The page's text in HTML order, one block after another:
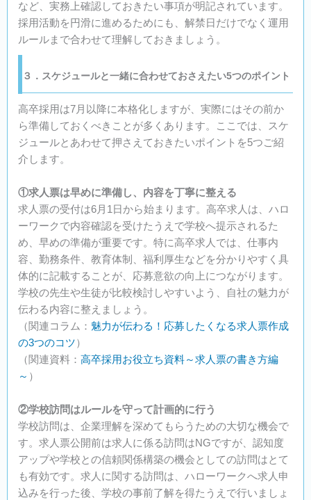
など、実務上確認しておきたい事項が明記されています。
採用活動を円滑に進めるためにも、解禁日だけでなく運用
ルールまで合わせて理解しておきましょう。
３．スケジュールと一緒に合わせておさえたい5つのポイント
高卒採用は7月以降に本格化しますが、実際にはその前か
ら準備しておくべきことが多くあります。ここでは、スケ
ジュールとあわせて押さえておきたいポイントを5つご紹
介します。
①求人票は早めに準備し、内容を丁寧に整える
求人票の受付は6月1日から始まります。高卒求人は、ハロ
ーワークで内容確認を受けたうえで学校へ提示されるた
め、早めの準備が重要です。特に高卒求人では、仕事内
容、勤務条件、教育体制、福利厚生などを分かりやすく具
体的に記載することが、応募意欲の向上につながります。
学校の先生や生徒が比較検討しやすいよう、自社の魅力が
伝わる内容に整えましょう。
（関連コラム： 魅力が伝わる！応募したくなる求人票作成
の3つのコツ）
（関連資料： 高卒採用お役立ち資料～求人票の書き方編
～ ）
②学校訪問はルールを守って計画的に行う
学校訪問は、企業理解を深めてもらうための大切な機会で
す。求人票公開前は求人に係る訪問はNGですが、認知度
アップや学校との信頼関係構築の機会としての訪問はとて
も有効です。求人に関する訪問は、ハローワークへ求人申
込みを行った後、学校の事前了解を得たうえで行いましょ